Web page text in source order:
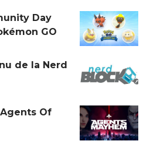
Day
GO
de la Nerd
Agents Of